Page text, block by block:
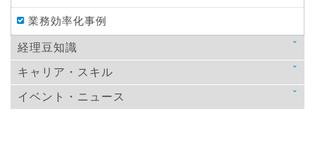
業務効率化事例
経理豆知識
法律
税金
キャリア・スキル
スキルアップ
イベント・ニュース